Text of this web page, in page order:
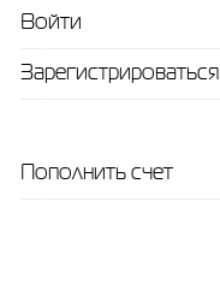
Войти
Зарегистрироваться
Пополнить счет